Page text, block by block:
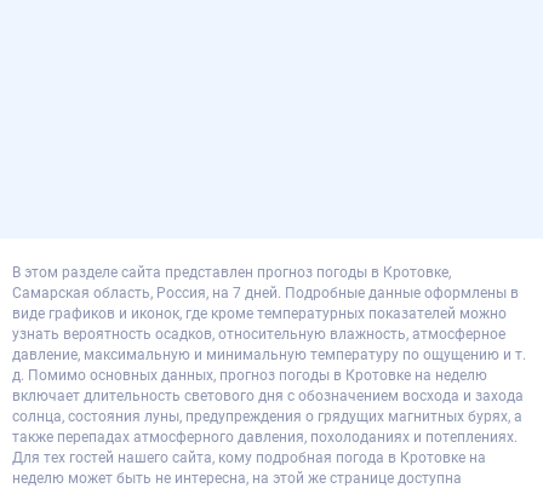
В этом разделе сайта представлен прогноз погоды в Кротовке,
Самарская область, Россия, на 7 дней. Подробные данные оформлены в
виде графиков и иконок, где кроме температурных показателей можно
узнать вероятность осадков, относительную влажность, атмосферное
давление, максимальную и минимальную температуру по ощущению и т.
д. Помимо основных данных, прогноз погоды в Кротовке на неделю
включает длительность светового дня с обозначением восхода и захода
солнца, состояния луны, предупреждения о грядущих магнитных бурях, а
также перепадах атмосферного давления, похолоданиях и потеплениях.
Для тех гостей нашего сайта, кому подробная погода в Кротовке на
неделю может быть не интересна, на этой же странице доступна